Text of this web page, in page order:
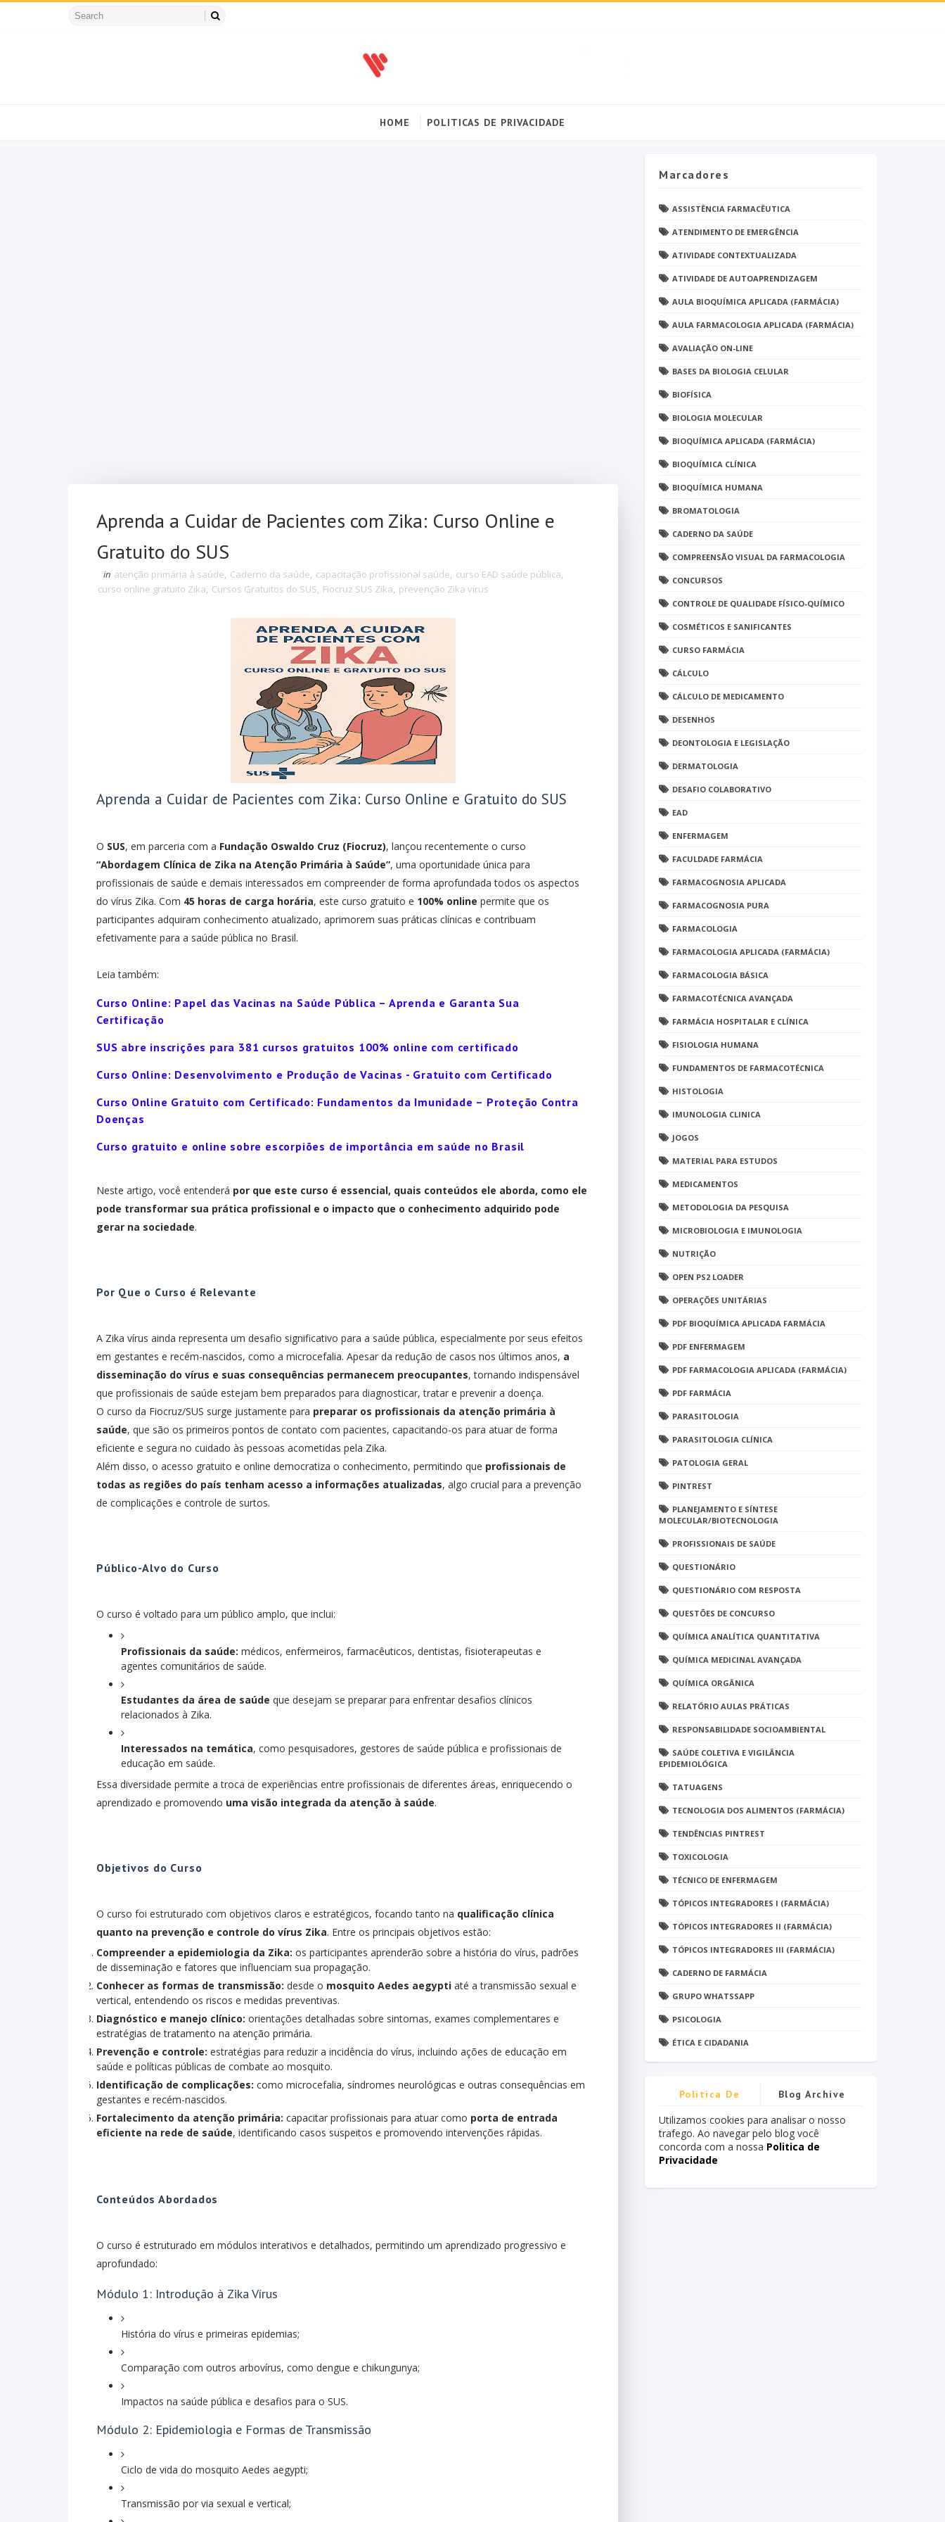
HOME POLITICAS DE PRIVACIDADE
Aprenda a Cuidar de Pacientes com Zika: Curso Online e
Gratuito do SUS
in atenção primária à saúde, Caderno da saúde, capacitação profissional saúde, curso EAD saúde pública,
curso online gratuito Zika, Cursos Gratuitos do SUS, Fiocruz SUS Zika, prevenção Zika vírus
Aprenda a Cuidar de Pacientes com Zika: Curso Online e Gratuito do SUS
O SUS, em parceria com a Fundação Oswaldo Cruz (Fiocruz), lançou recentemente o curso
“Abordagem Clínica de Zika na Atenção Primária à Saúde”, uma oportunidade única para
profissionais de saúde e demais interessados em compreender de forma aprofundada todos os aspectos
do vírus Zika. Com 45 horas de carga horária, este curso gratuito e 100% online permite que os
participantes adquiram conhecimento atualizado, aprimorem suas práticas clínicas e contribuam
efetivamente para a saúde pública no Brasil.
Leia também:
Curso Online: Papel das Vacinas na Saúde Pública – Aprenda e Garanta Sua
Certificação
SUS abre inscrições para 381 cursos gratuitos 100% online com certificado
Curso Online: Desenvolvimento e Produção de Vacinas - Gratuito com Certificado
Curso Online Gratuito com Certificado: Fundamentos da Imunidade – Proteção Contra
Doenças
Curso gratuito e online sobre escorpiões de importância em saúde no Brasil
Neste artigo, você entenderá por que este curso é essencial, quais conteúdos ele aborda, como ele
pode transformar sua prática profissional e o impacto que o conhecimento adquirido pode
gerar na sociedade.
Por Que o Curso é Relevante
A Zika vírus ainda representa um desafio significativo para a saúde pública, especialmente por seus efeitos
em gestantes e recém-nascidos, como a microcefalia. Apesar da redução de casos nos últimos anos, a
disseminação do vírus e suas consequências permanecem preocupantes, tornando indispensável
que profissionais de saúde estejam bem preparados para diagnosticar, tratar e prevenir a doença.
O curso da Fiocruz/SUS surge justamente para preparar os profissionais da atenção primária à
saúde, que são os primeiros pontos de contato com pacientes, capacitando-os para atuar de forma
eficiente e segura no cuidado às pessoas acometidas pela Zika.
Além disso, o acesso gratuito e online democratiza o conhecimento, permitindo que profissionais de
todas as regiões do país tenham acesso a informações atualizadas, algo crucial para a prevenção
de complicações e controle de surtos.
Público-Alvo do Curso
O curso é voltado para um público amplo, que inclui:
Profissionais da saúde: médicos, enfermeiros, farmacêuticos, dentistas, fisioterapeutas e
agentes comunitários de saúde.
Estudantes da área de saúde que desejam se preparar para enfrentar desafios clínicos
relacionados à Zika.
Interessados na temática, como pesquisadores, gestores de saúde pública e profissionais de
educação em saúde.
Essa diversidade permite a troca de experiências entre profissionais de diferentes áreas, enriquecendo o
aprendizado e promovendo uma visão integrada da atenção à saúde.
Objetivos do Curso
O curso foi estruturado com objetivos claros e estratégicos, focando tanto na qualificação clínica
quanto na prevenção e controle do vírus Zika. Entre os principais objetivos estão:
Compreender a epidemiologia da Zika: os participantes aprenderão sobre a história do vírus, padrões
de disseminação e fatores que influenciam sua propagação.
Conhecer as formas de transmissão: desde o mosquito Aedes aegypti até a transmissão sexual e
vertical, entendendo os riscos e medidas preventivas.
Diagnóstico e manejo clínico: orientações detalhadas sobre sintomas, exames complementares e
estratégias de tratamento na atenção primária.
Prevenção e controle: estratégias para reduzir a incidência do vírus, incluindo ações de educação em
saúde e políticas públicas de combate ao mosquito.
Identificação de complicações: como microcefalia, síndromes neurológicas e outras consequências em
gestantes e recém-nascidos.
Fortalecimento da atenção primária: capacitar profissionais para atuar como porta de entrada
eficiente na rede de saúde, identificando casos suspeitos e promovendo intervenções rápidas.
Conteúdos Abordados
O curso é estruturado em módulos interativos e detalhados, permitindo um aprendizado progressivo e
aprofundado:
Módulo 1: Introdução à Zika Vírus
História do vírus e primeiras epidemias;
Comparação com outros arbovírus, como dengue e chikungunya;
Impactos na saúde pública e desafios para o SUS.
Módulo 2: Epidemiologia e Formas de Transmissão
Ciclo de vida do mosquito Aedes aegypti;
Transmissão por via sexual e vertical;
Marcadores
ASSISTÊNCIA FARMACÊUTICA
ATENDIMENTO DE EMERGÊNCIA
ATIVIDADE CONTEXTUALIZADA
ATIVIDADE DE AUTOAPRENDIZAGEM
AULA BIOQUÍMICA APLICADA (FARMÁCIA)
AULA FARMACOLOGIA APLICADA (FARMÁCIA)
AVALIAÇÃO ON-LINE
BASES DA BIOLOGIA CELULAR
BIOFÍSICA
BIOLOGIA MOLECULAR
BIOQUÍMICA APLICADA (FARMÁCIA)
BIOQUÍMICA CLÍNICA
BIOQUÍMICA HUMANA
BROMATOLOGIA
CADERNO DA SAÚDE
COMPREENSÃO VISUAL DA FARMACOLOGIA
CONCURSOS
CONTROLE DE QUALIDADE FÍSICO-QUÍMICO
COSMÉTICOS E SANIFICANTES
CURSO FARMÁCIA
CÁLCULO
CÁLCULO DE MEDICAMENTO
DESENHOS
DEONTOLOGIA E LEGISLAÇÃO
DERMATOLOGIA
DESAFIO COLABORATIVO
EAD
ENFERMAGEM
FACULDADE FARMÁCIA
FARMACOGNOSIA APLICADA
FARMACOGNOSIA PURA
FARMACOLOGIA
FARMACOLOGIA APLICADA (FARMÁCIA)
FARMACOLOGIA BÁSICA
FARMACOTÉCNICA AVANÇADA
FARMÁCIA HOSPITALAR E CLÍNICA
FISIOLOGIA HUMANA
FUNDAMENTOS DE FARMACOTÉCNICA
HISTOLOGIA
IMUNOLOGIA CLINICA
JOGOS
MATERIAL PARA ESTUDOS
MEDICAMENTOS
METODOLOGIA DA PESQUISA
MICROBIOLOGIA E IMUNOLOGIA
NUTRIÇÃO
OPEN PS2 LOADER
OPERAÇÕES UNITÁRIAS
PDF BIOQUÍMICA APLICADA FARMÁCIA
PDF ENFERMAGEM
PDF FARMACOLOGIA APLICADA (FARMÁCIA)
PDF FARMÁCIA
PARASITOLOGIA
PARASITOLOGIA CLÍNICA
PATOLOGIA GERAL
PINTREST
PLANEJAMENTO E SÍNTESE
MOLECULAR/BIOTECNOLOGIA
PROFISSIONAIS DE SAÚDE
QUESTIONÁRIO
QUESTIONÁRIO COM RESPOSTA
QUESTÕES DE CONCURSO
QUÍMICA ANALÍTICA QUANTITATIVA
QUÍMICA MEDICINAL AVANÇADA
QUÍMICA ORGÂNICA
RELATÓRIO AULAS PRÁTICAS
RESPONSABILIDADE SOCIOAMBIENTAL
SAÚDE COLETIVA E VIGILÂNCIA
EPIDEMIOLÓGICA
TATUAGENS
TECNOLOGIA DOS ALIMENTOS (FARMÁCIA)
TENDÊNCIAS PINTREST
TOXICOLOGIA
TÉCNICO DE ENFERMAGEM
TÓPICOS INTEGRADORES I (FARMÁCIA)
TÓPICOS INTEGRADORES II (FARMÁCIA)
TÓPICOS INTEGRADORES III (FARMÁCIA)
CADERNO DE FARMÁCIA
GRUPO WHATSSAPP
PSICOLOGIA
ÉTICA E CIDADANIA
Politica De
Privacidade
Blog Archive
Utilizamos cookies para analisar o nosso
trafego. Ao navegar pelo blog você
concorda com a nossa Politica de
Privacidade